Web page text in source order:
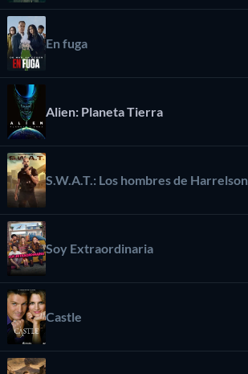
En fuga
Alien: Planeta Tierra
S.W.A.T.: Los hombres de Harrelson
Soy Extraordinaria
Castle